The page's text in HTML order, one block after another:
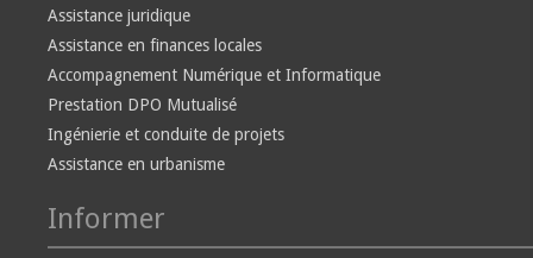
Assistance juridique
Assistance en finances locales
Accompagnement Numérique et Informatique
Prestation DPO Mutualisé
Ingénierie et conduite de projets
Assistance en urbanisme
Informer